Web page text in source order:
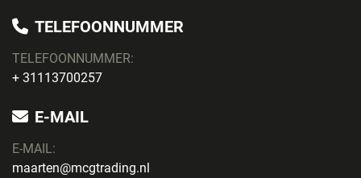
TELEFOONNUMMER
TELEFOONNUMMER:
+ 31113700257
E-MAIL
E-MAIL:
maarten@mcgtrading.nl